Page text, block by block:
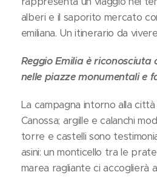
alberi e il saporito mercato
emiliana. Un itinerario da
Reggio Emilia è
nelle piazze monumentali e
La campagna intorno alla
Canossa; argille e calanchi
torre e castelli sono
asini: un monticello tra le
marea ragliante ci accoglierà